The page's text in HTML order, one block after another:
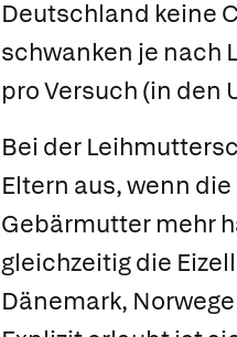
Deutschland keine
schwanken je nach
pro Versuch (in den
Bei der
Eltern aus, wenn
Gebärmutter mehr
gleichzeitig die
Dänemark,